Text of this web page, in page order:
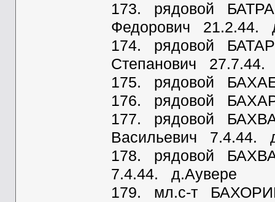
173. рядовой
Федорович 21.2.44.
174. рядовой
Степанович 27.7.44.
175. рядовой
176. рядовой
177. рядовой
Васильевич 7.4.44.
178. рядовой
7.4.44. д.Аувере
179. мл.с-т